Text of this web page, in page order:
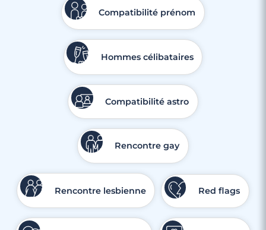
Compatibilité prénom
Hommes célibataires
Compatibilité astro
Rencontre gay
Rencontre lesbienne Red flags